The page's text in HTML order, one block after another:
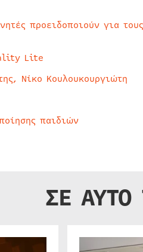
προειδοποιούν για
Lite
Νίκο Κουλουκουργιώτη
παιδιών
ΣΕ ΑΥΤΟ